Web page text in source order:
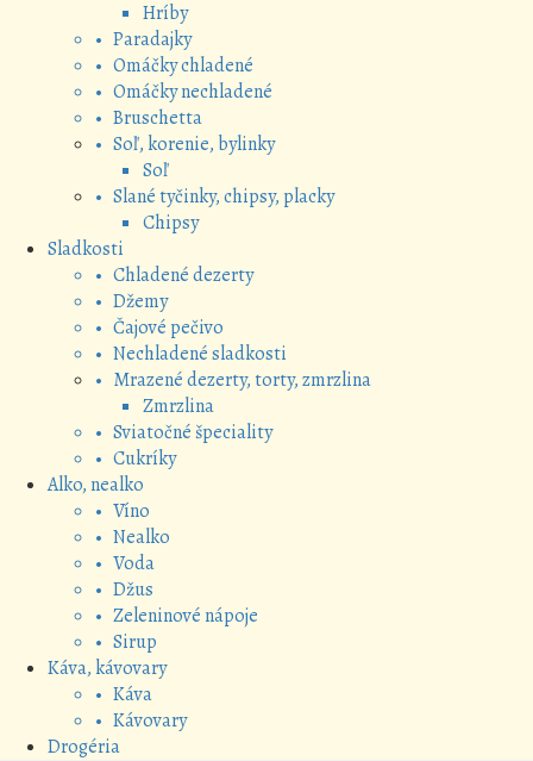
Hríby
• Paradajky
• Omáčky chladené
• Omáčky nechladené
• Bruschetta
• Soľ, korenie, bylinky
Soľ
• Slané tyčinky, chipsy, placky
Chipsy
Sladkosti
• Chladené dezerty
• Džemy
• Čajové pečivo
• Nechladené sladkosti
• Mrazené dezerty, torty, zmrzlina
Zmrzlina
• Sviatočné špeciality
• Cukríky
Alko, nealko
• Víno
• Nealko
• Voda
• Džus
• Zeleninové nápoje
• Sirup
Káva, kávovary
• Káva
• Kávovary
Drogéria